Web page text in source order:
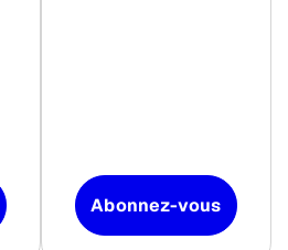
Abonnez-vous